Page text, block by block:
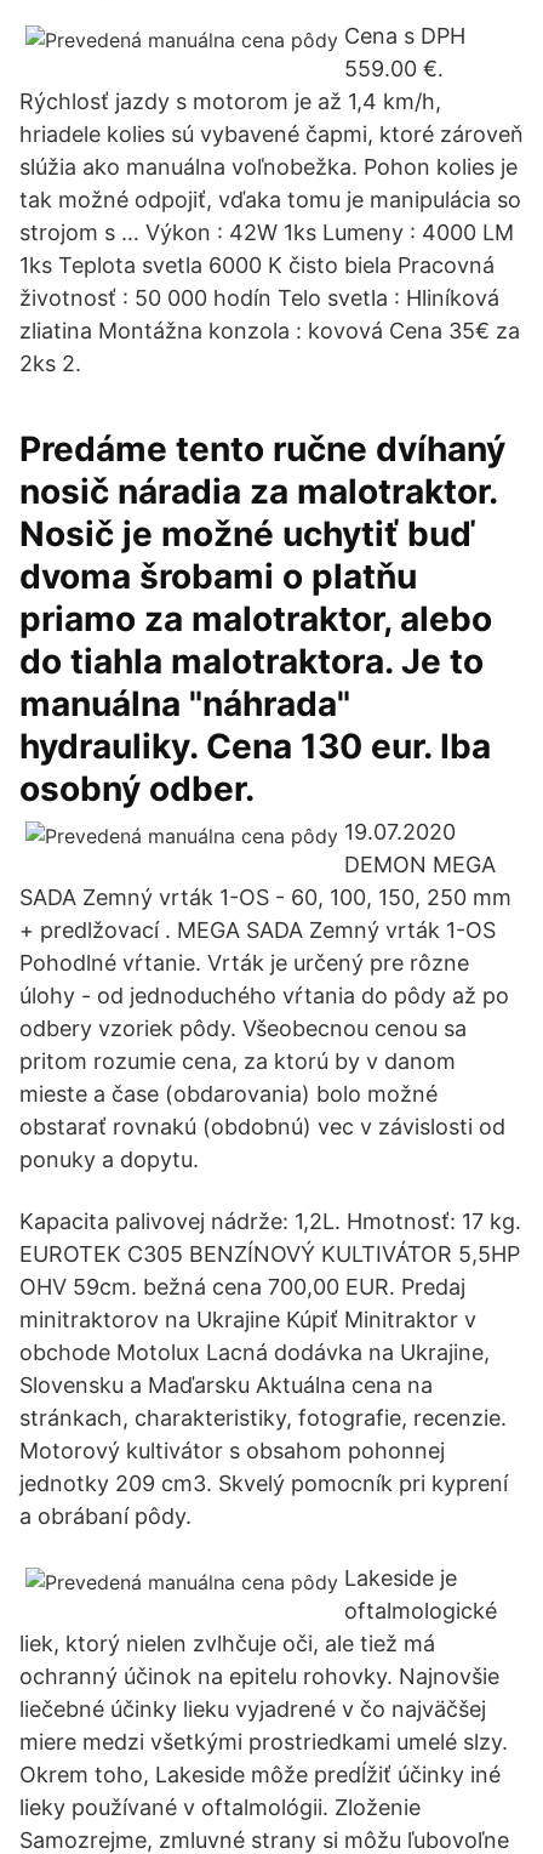
Cena s DPH
559.00 €.
Rýchlosť jazdy s motorom je až 1,4 km/h,
hriadele kolies sú vybavené čapmi, ktoré zároveň
slúžia ako manuálna voľnobežka. Pohon kolies je
tak možné odpojiť, vďaka tomu je manipulácia so
strojom s … Výkon : 42W 1ks Lumeny : 4000 LM
1ks Teplota svetla 6000 K čisto biela Pracovná
životnosť : 50 000 hodín Telo svetla : Hliníková
zliatina Montážna konzola : kovová Cena 35€ za
2ks 2.
Predáme tento ručne dvíhaný
nosič náradia za malotraktor.
Nosič je možné uchytiť buď
dvoma šrobami o platňu
priamo za malotraktor, alebo
do tiahla malotraktora. Je to
manuálna "náhrada"
hydrauliky. Cena 130 eur. Iba
osobný odber.
19.07.2020
DEMON MEGA
SADA Zemný vrták 1-OS - 60, 100, 150, 250 mm
+ predlžovací . MEGA SADA Zemný vrták 1-OS
Pohodlné vŕtanie. Vrták je určený pre rôzne
úlohy - od jednoduchého vŕtania do pôdy až po
odbery vzoriek pôdy. Všeobecnou cenou sa
pritom rozumie cena, za ktorú by v danom
mieste a čase (obdarovania) bolo možné
obstarať rovnakú (obdobnú) vec v závislosti od
ponuky a dopytu.
Kapacita palivovej nádrže: 1,2L. Hmotnosť: 17 kg.
EUROTEK C305 BENZÍNOVÝ KULTIVÁTOR 5,5HP
OHV 59cm. bežná cena 700,00 EUR. Predaj
minitraktorov na Ukrajine Kúpiť Minitraktor v
obchode Motolux Lacná dodávka na Ukrajine,
Slovensku a Maďarsku Aktuálna cena na
stránkach, charakteristiky, fotografie, recenzie.
Motorový kultivátor s obsahom pohonnej
jednotky 209 cm3. Skvelý pomocník pri kyprení
a obrábaní pôdy.
Lakeside je
oftalmologické
liek, ktorý nielen zvlhčuje oči, ale tiež má
ochranný účinok na epitelu rohovky. Najnovšie
liečebné účinky lieku vyjadrené v čo najväčšej
miere medzi všetkými prostriedkami umelé slzy.
Okrem toho, Lakeside môže predĺžiť účinky iné
lieky používané v oftalmológii. Zloženie
Samozrejme, zmluvné strany si môžu ľubovoľne